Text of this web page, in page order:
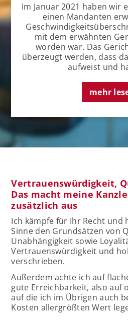
Im Januar 2021 haben wir
einen Mandanten
mit dem erwähnten
worden war. Das
überzeugt werden, dass
aufweist und
mehr
Vertrauenswürdigkeit,
Das macht meine
zusätzlich aus
Ich kämpfe für Ihr Recht und
Sinne den Grundsätzen von
Unabhängigkeit sowie
Vertrauenswürdigkeit und
verschrieben.
Außerdem achte ich auf
gute Erreichbarkeit, also auf
auf die ich im Übrigen auch
Kosten allergrößten Wert